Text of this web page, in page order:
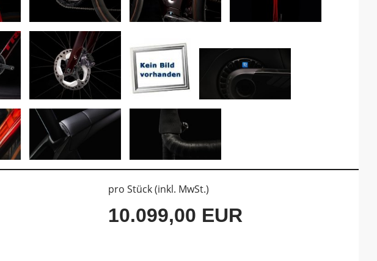
pro Stück (inkl. MwSt.)
10.099,00 EUR